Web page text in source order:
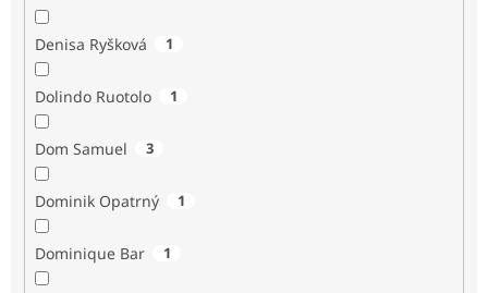
Denisa Ryšková 1
Dolindo Ruotolo 1
Dom Samuel 3
Dominik Opatrný 1
Dominique Bar 1